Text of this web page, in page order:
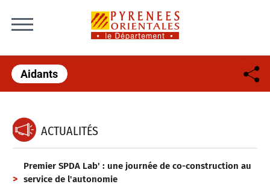
Aidants
ACTUALITÉS
Premier SPDA Lab' : une journée de co-construction au
service de l'autonomie